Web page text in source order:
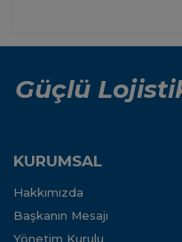
Güçlü
KURUMSAL
Hakkımızda
Başkanın Mesajı
Yönetim Kurulu